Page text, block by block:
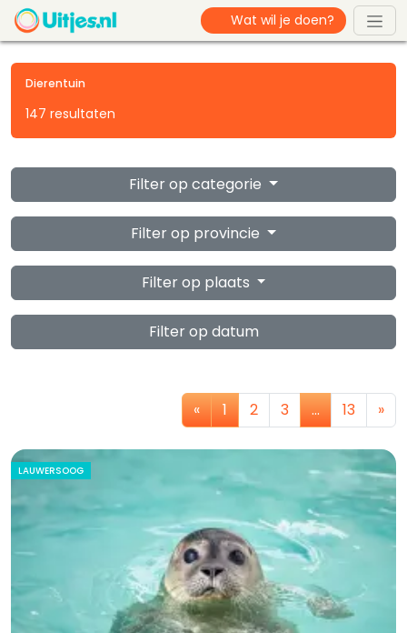
Dierentuin
147 resultaten
Filter op categorie
Filter op provincie
Filter op plaats
Filter op datum
« 1 2 3 … 13 »
LAUWERSOOG